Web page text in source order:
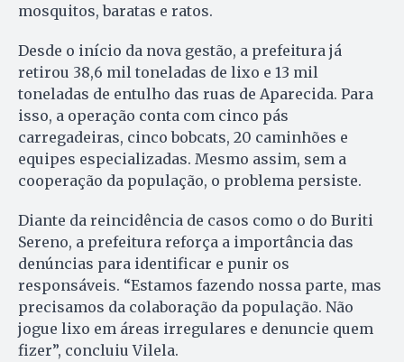
mosquitos, baratas e ratos.
Desde o início da nova gestão, a prefeitura já
retirou 38,6 mil toneladas de lixo e 13 mil
toneladas de entulho das ruas de Aparecida. Para
isso, a operação conta com cinco pás
carregadeiras, cinco bobcats, 20 caminhões e
equipes especializadas. Mesmo assim, sem a
cooperação da população, o problema persiste.
Diante da reincidência de casos como o do Buriti
Sereno, a prefeitura reforça a importância das
denúncias para identificar e punir os
responsáveis. “Estamos fazendo nossa parte, mas
precisamos da colaboração da população. Não
jogue lixo em áreas irregulares e denuncie quem
fizer”, concluiu Vilela.